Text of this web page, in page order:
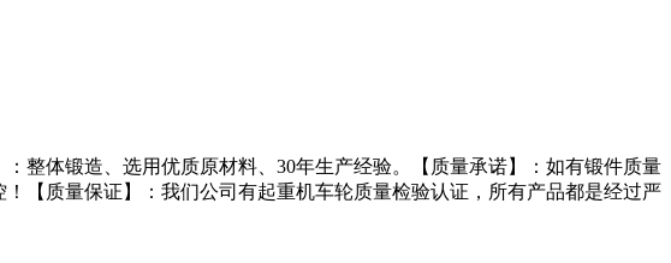
整体锻造、选用优质原材料、30年生产经验。【质量承诺】：如有锻件质量
【质量保证】：我们公司有起重机车轮质量检验认证，所有产品都是经过严